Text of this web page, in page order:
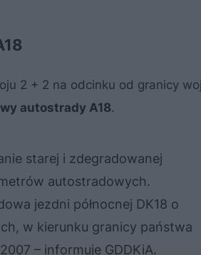
2 + 2 na odcinku od granicy
autostrady A18.
starej i zdegradowanej
autostradowych.
jezdni północnej DK18 o
w kierunku granicy państwa
– informuje GDDKiA.